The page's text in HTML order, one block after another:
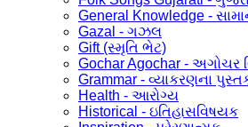
General Knowledge -
Gazal - ગઝલ
Gift (સ્મૃતિ ભેટ)
Gochar Agochar - અગોચર
Grammar - વ્યાકરણના
Health - આરોગ્ય
Historical - ઇતિહાસવિષયક